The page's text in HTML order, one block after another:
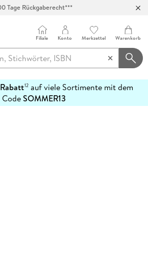
Tage Rückgaberecht***
Filiale Konto Merkzettel Warenkorb
12auf viele Sortimente mit dem
CodeSOMMER13